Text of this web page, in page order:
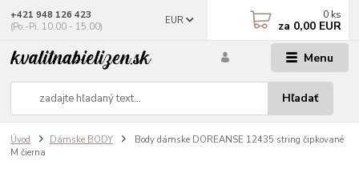
Menu
EUR
Hľadať
+421 948 126 423
(Po.-Pi. 10.00 - 15.00)
0 ks
za 0,00 EUR
Úvod Dámske BODY
Body dámske DOREANSE 12435 string čipkované
M čierna